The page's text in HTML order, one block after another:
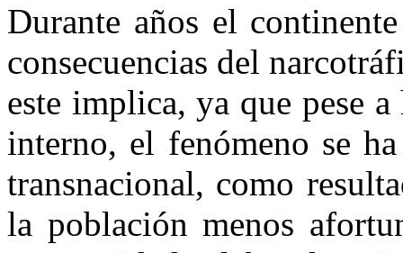
Durante años el
consecuencias del
este implica, ya que pese
interno, el fenómeno se
transnacional, como
la población menos